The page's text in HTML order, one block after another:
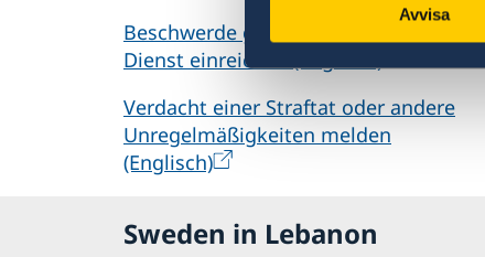
Avvisa
Beschwerde gegen den Auswärtigen
Dienst einreichen (Englisch)
Verdacht einer Straftat oder andere
Unregelmäßigkeiten melden
(Englisch)
Sweden in Lebanon